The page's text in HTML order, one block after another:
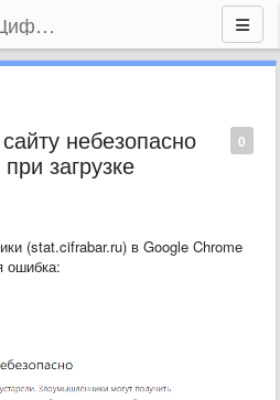
Группа компаний «Цифрабар»
0
небезопасно
загрузке
(stat.cifrabar.ru) в Google Chrome
ошибка: